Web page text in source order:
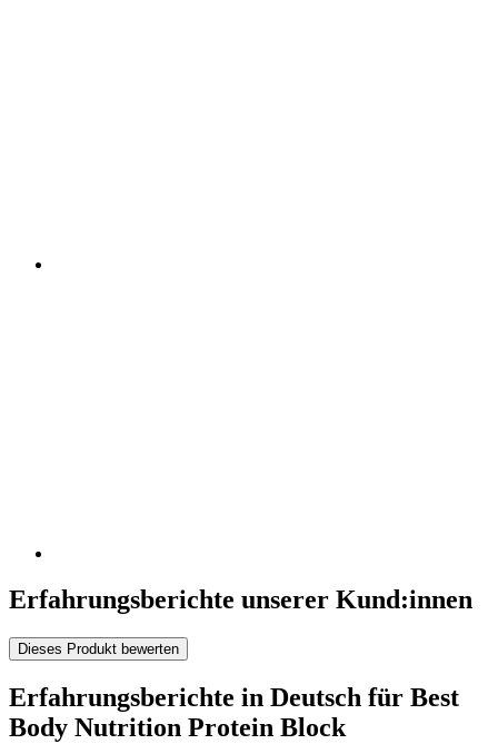
Erfahrungsberichte unserer Kund:innen
Dieses Produkt bewerten
Erfahrungsberichte in Deutsch für Best
Body Nutrition Protein Block